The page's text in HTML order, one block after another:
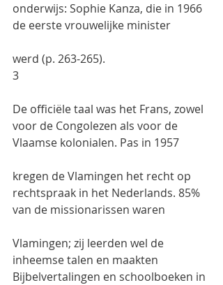
onderwijs: Sophie Kanza, die in 1966
de eerste vrouwelijke minister
werd (p. 263-265).
3
De officiële taal was het Frans, zowel
voor de Congolezen als voor de
Vlaamse kolonialen. Pas in 1957
kregen de Vlamingen het recht op
rechtspraak in het Nederlands. 85%
van de missionarissen waren
Vlamingen; zij leerden wel de
inheemse talen en maakten
Bijbelvertalingen en schoolboeken in